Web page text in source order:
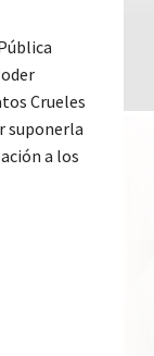
Crueles
suponerla
a los